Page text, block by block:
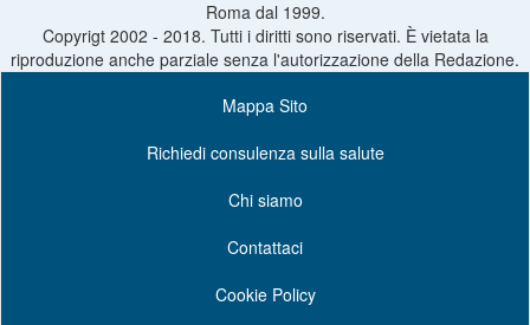
Roma dal 1999.
Copyrigt 2002 - 2018. Tutti i diritti sono riservati. È vietata la
riproduzione anche parziale senza l'autorizzazione della Redazione.
Mappa Sito
Richiedi consulenza sulla salute
Chi siamo
Contattaci
Cookie Policy